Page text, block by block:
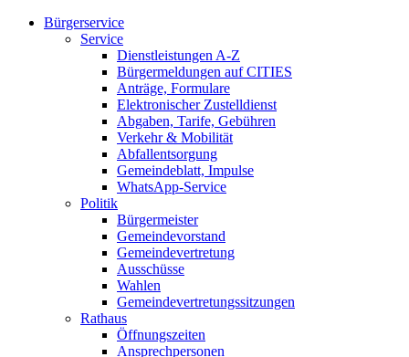
Bürgerservice
Service
Dienstleistungen A-Z
Bürgermeldungen auf CITIES
Anträge, Formulare
Elektronischer Zustelldienst
Abgaben, Tarife, Gebühren
Verkehr & Mobilität
Abfallentsorgung
Gemeindeblatt, Impulse
WhatsApp-Service
Politik
Bürgermeister
Gemeindevorstand
Gemeindevertretung
Ausschüsse
Wahlen
Gemeindevertretungssitzungen
Rathaus
Öffnungszeiten
Ansprechpersonen